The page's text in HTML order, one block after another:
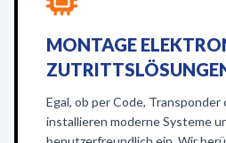
MONTAGE
Egal, ob per Code,
installieren moderne Systeme